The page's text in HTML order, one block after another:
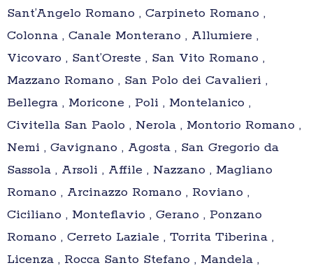
Sant’Angelo Romano , Carpineto Romano ,
Colonna , Canale Monterano , Allumiere ,
Vicovaro , Sant’Oreste , San Vito Romano ,
Mazzano Romano , San Polo dei Cavalieri ,
Bellegra , Moricone , Poli , Montelanico ,
Civitella San Paolo , Nerola , Montorio Romano ,
Nemi , Gavignano , Agosta , San Gregorio da
Sassola , Arsoli , Affile , Nazzano , Magliano
Romano , Arcinazzo Romano , Roviano ,
Ciciliano , Monteflavio , Gerano , Ponzano
Romano , Cerreto Laziale , Torrita Tiberina ,
Licenza , Rocca Santo Stefano , Mandela ,